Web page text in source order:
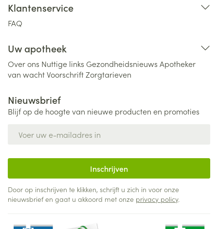
Klantenservice
FAQ
Uw apotheek
Over ons Nuttige links Gezondheidsnieuws Apotheker
van wachtVoorschriftZorgtarieven
Nieuwsbrief
Blijf op de hoogte van nieuwe producten en promoties
Inschrijven
Door op inschrijven te klikken, schrijft u zich in voor onze
nieuwsbrief en gaat u akkoord met onze privacy policy.